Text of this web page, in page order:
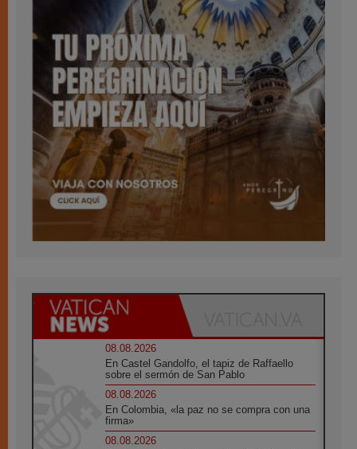
08.08.2026
En Castel Gandolfo, el tapiz de Raffaello
sobre el sermón de San Pablo
08.08.2026
En Colombia, «la paz no se compra con una
firma»
08.08.2026